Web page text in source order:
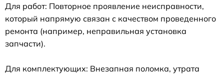
Для работ: Повторное проявление неисправности,
который напрямую связан с качеством проведенного
ремонта (например, неправильная установка
запчасти).
Для комплектующих: Внезапная поломка, утрата